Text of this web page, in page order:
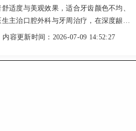
适度与美观效果，适合牙齿颜色不均、
主治口腔外科与牙周治疗，在深度龈下
面经验丰富，术后恢复快，善于指导日
内容更新时间：2026-07-09 14:52:27